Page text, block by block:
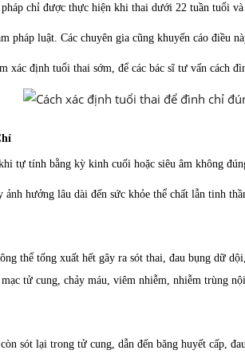
chỉ được thực hiện khi thai dưới 22 tuần tuổi
pháp luật. Các chuyên gia cũng khuyến cáo điều
định tuổi thai sớm, để các bác sĩ tư vấn cách
tự tính bằng kỳ kinh cuối hoặc siêu âm không
hưởng lâu dài đến sức khỏe thể chất lẫn tinh
thể tống xuất hết gây ra sót thai, đau bụng dữ
tử cung, chảy máu, viêm nhiễm, nhiễm trùng
sót lại trong tử cung, dẫn đến băng huyết cấp,